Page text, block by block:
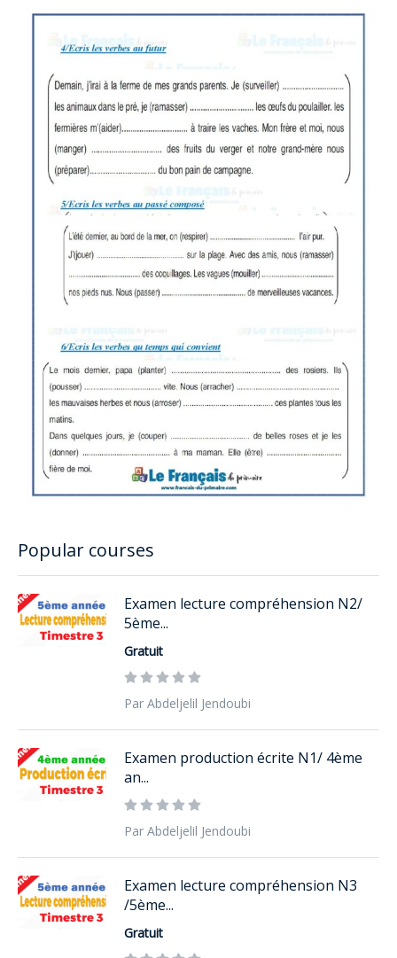
Popular courses
Examen lecture compréhension N2/
5ème...
Gratuit
Par Abdeljelil Jendoubi
Examen production écrite N1/ 4ème
an...
Par Abdeljelil Jendoubi
Examen lecture compréhension N3
/5ème...
Gratuit